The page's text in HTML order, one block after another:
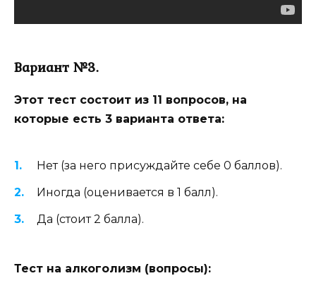
Вариант №3.
Этот тест состоит из 11 вопросов, на
которые есть 3 варианта ответа:
Нет (за него присуждайте себе 0 баллов).
Иногда (оценивается в 1 балл).
Да (стоит 2 балла).
Тест на алкоголизм (вопросы):